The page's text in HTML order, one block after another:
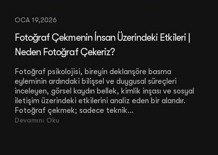
OCA 19,2026
Fotoğraf Çekmenin İnsan Üzerindeki Etkileri |
Neden Fotoğraf Çekeriz?
Fotoğraf psikolojisi, bireyin deklanşöre basma
eyleminin ardındaki bilişsel ve duygusal süreçleri
inceleyen, görsel kaydın bellek, kimlik inşası ve sosyal
iletişim üzerindeki etkilerini analiz eden bir alandır.
Fotoğraf çekmek; sadece teknik...
Devamını Oku